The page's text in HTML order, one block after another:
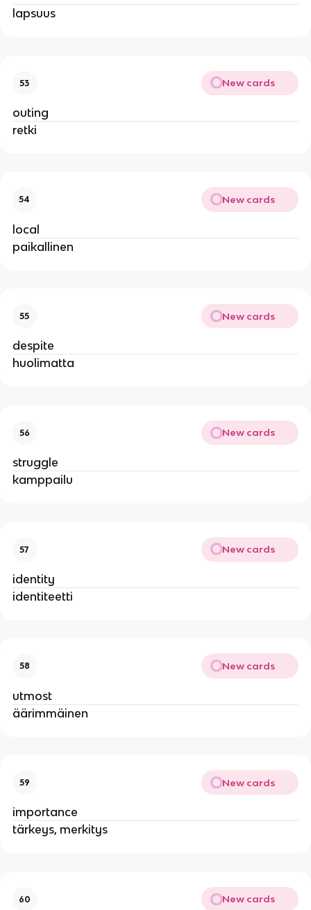
lapsuus
53 New cards
outing
retki
54 New cards
local
paikallinen
55 New cards
despite
huolimatta
56 New cards
struggle
kamppailu
57 New cards
identity
identiteetti
58 New cards
utmost
äärimmäinen
59 New cards
importance
tärkeys, merkitys
60 New cards